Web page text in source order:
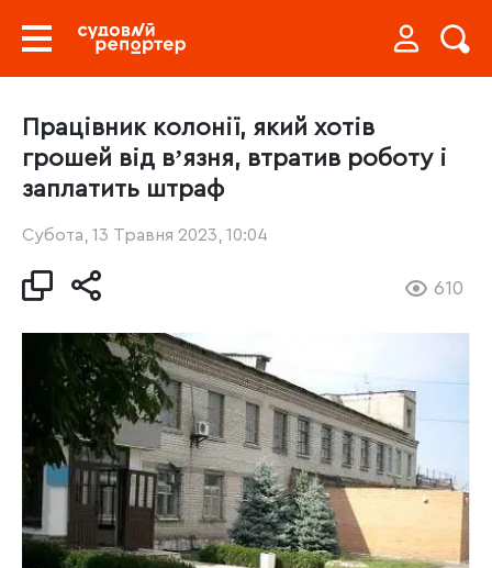
Працівник колонії, який хотів
грошей від вʼязня, втратив роботу і
заплатить штраф
Субота, 13 Травня 2023, 10:04
610